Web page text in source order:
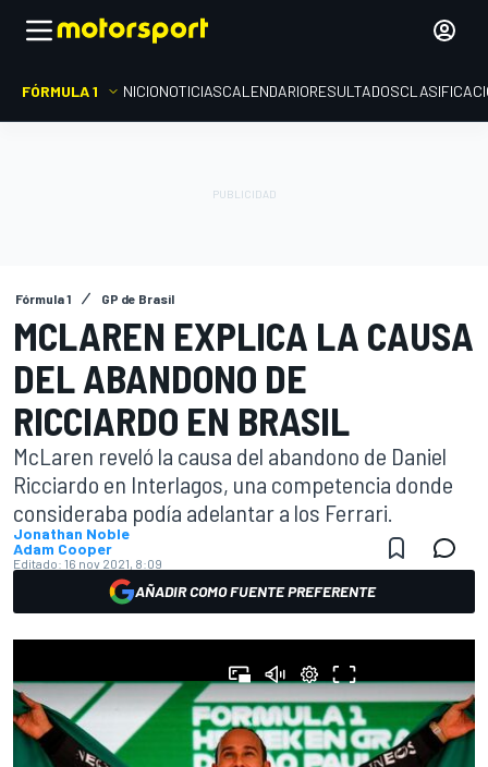
FÓRMULA 1 INICIONOTICIASCALENDARIORESULTADOS
Fórmula 1 GP de Brasil
MCLAREN EXPLICA LA CAUSA
DEL ABANDONO DE
RICCIARDO EN BRASIL
McLaren reveló la causa del abandono de Daniel
Ricciardo en Interlagos, una competencia donde
consideraba podía adelantar a los Ferrari.
Jonathan Noble
Adam Cooper
Editado: 16 nov 2021, 8:09
AÑADIR COMO FUENTE PREFERENTE